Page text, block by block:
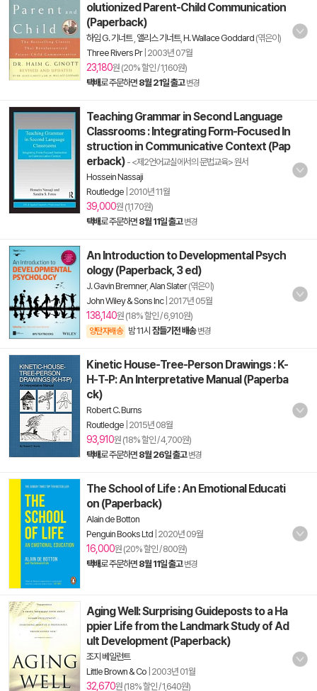
olutionized Parent-Child Communication
(Paperback)
하임 G. 기너트, 앨리스 기너트, H. Wallace Goddard (엮은이)
Three Rivers Pr 2003년 07월
23,180원 (20% 할인 / 1,160원)
택배로 주문하면 8월 21일 출고 변경
Teaching Grammar in Second Language
Classrooms : Integrating Form-Focused In
struction in Communicative Context (Pap
erback) - <제2언어교실에서의 문법교육> 원서
Hossein Nassaji
Routledge 2010년 11월
39,000원 (1,170원)
택배로 주문하면 8월 11일 출고 변경
An Introduction to Developmental Psych
ology (Paperback, 3 ed)
J. Gavin Bremner,Alan Slater(엮은이)
John Wiley & Sons Inc| 2017년 05월
138,140원 (18% 할인 / 6,910원)
양탄자배송 밤 11시 잠들기전 배송 변경
Kinetic House-Tree-Person Drawings : K-
H-T-P: An Interpretative Manual (Paperba
ck)
Robert C. Burns
Routledge 2015년 08월
93,910원 (18% 할인 / 4,700원)
택배로 주문하면 8월 26일 출고 변경
The School of Life : An Emotional Educati
on (Paperback)
Alain de Botton
Penguin Books Ltd 2020년 09월
16,000원 (20% 할인 / 800원)
택배로 주문하면 8월 11일 출고 변경
Aging Well: Surprising Guideposts to a Ha
ppier Life from the Landmark Study of Ad
ult Development (Paperback)
조지 베일런트
Little Brown & Co 2003년 01월
32,670원 (18% 할인 / 1,640원)